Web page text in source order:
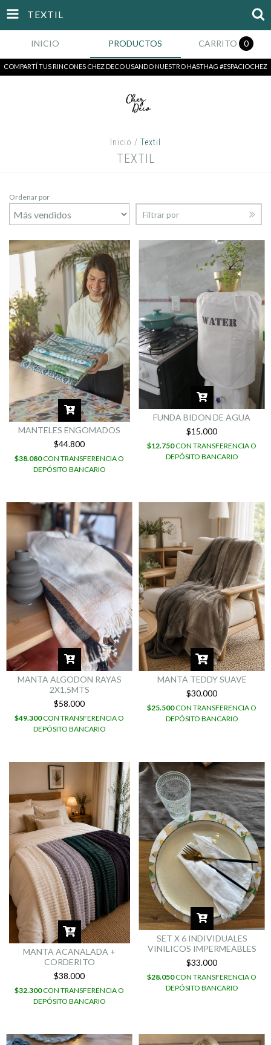
TEXTIL
INICIO PRODUCTOS CARRITO 0
COMPARTÍ TUS RINCONES CHEZ DECO USANDO NUESTRO HASTHAG #ESPACIOCHEZ
Inicio / Textil
TEXTIL
Ordenar por
Filtrar por
MANTELES ENGOMADOS
$44.800
$38.080CON TRANSFERENCIA O
DEPÓSITO BANCARIO
FUNDA BIDON DE AGUA
$15.000
$12.750CON TRANSFERENCIA O
DEPÓSITO BANCARIO
MANTA ALGODON RAYAS
2X1,5MTS
$58.000
$49.300CON TRANSFERENCIA O
DEPÓSITO BANCARIO
MANTA TEDDY SUAVE
$30.000
$25.500CON TRANSFERENCIA O
DEPÓSITO BANCARIO
MANTA ACANALADA +
CORDERITO
$38.000
$32.300CON TRANSFERENCIA O
DEPÓSITO BANCARIO
SET X 6 INDIVIDUALES
VINILICOS IMPERMEABLES
$33.000
$28.050CON TRANSFERENCIA O
DEPÓSITO BANCARIO